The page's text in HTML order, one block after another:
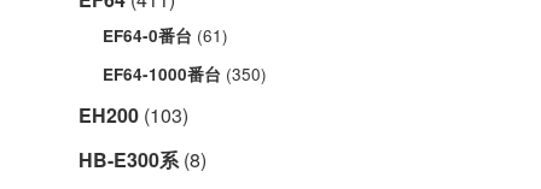
EF64-0番台 (61)
EF64-1000番台 (350)
EH200 (103)
HB-E300系(8)